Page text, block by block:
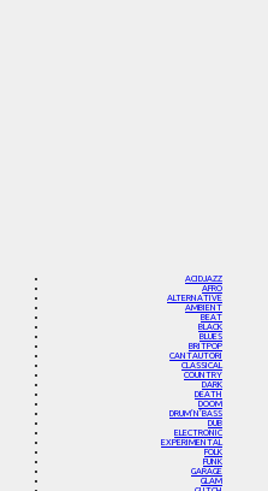
ACIDJAZZ
AFRO
ALTERNATIVE
AMBIENT
BEAT
BLACK
BLUES
BRITPOP
CANTAUTORI
CLASSICAL
COUNTRY
DARK
DEATH
DOOM
DRUM’N’BASS
DUB
ELECTRONIC
EXPERIMENTAL
FOLK
FUNK
GARAGE
GLAM